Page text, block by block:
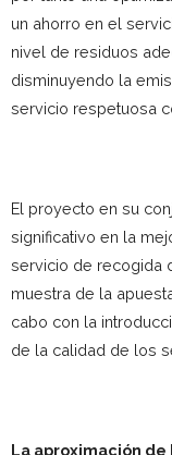
un ahorro en el
nivel de residuos
disminuyendo la
servicio respetuosa
El proyecto en su
significativo en la
servicio de recogida
muestra de la
cabo con la
de la calidad de los
La aproximación de